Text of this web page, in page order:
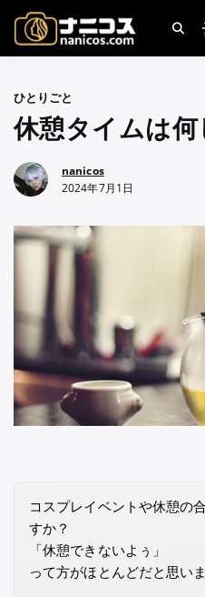
テ
ツ
へ
キ
がつ
撮影場
レ撮影主
ひとりごと
休憩タイムは何
nanicos
2024年7月1日
コスプレイベントや休憩の
すか？
「休憩できないよぅ」
って方がほとんどだと思い